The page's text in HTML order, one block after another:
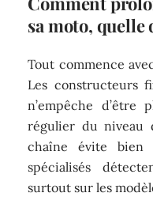
sa moto, quelle
Tout commence
Les constructeurs
n’empêche d’être
régulier du niveau
chaîne évite bien
spécialisés
surtout sur les